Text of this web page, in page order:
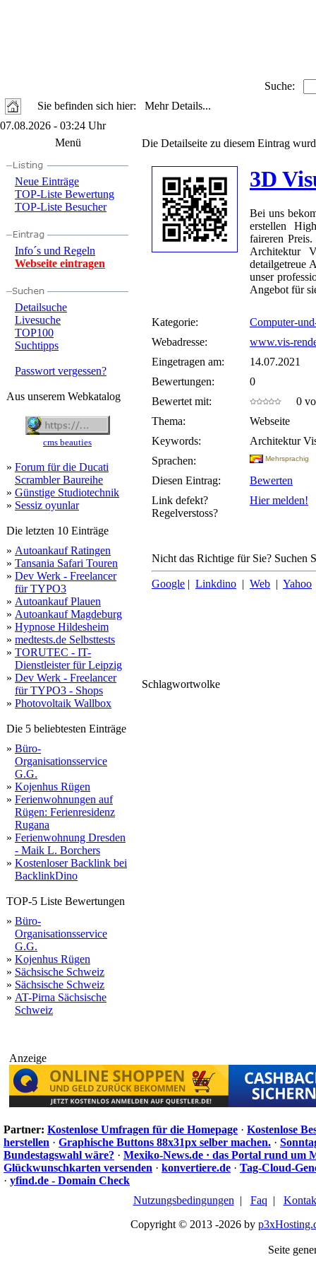
Suche:
Sie befinden sich hier: Mehr Details...
07.08.2026 - 03:24 Uhr
Menü
Neue Einträge
TOP-Liste Bewertung
TOP-Liste Besucher
Info´s und Regeln
Webseite eintragen
Detailsuche
Livesuche
TOP100
Suchtipps
Passwort vergessen?
Aus unserem Webkatalog
cms beauties
» Forum für die Ducati
Scrambler Baureihe
» Günstige Studiotechnik
» Sessiz oyunlar
Die letzten 10 Einträge
» Autoankauf Ratingen
» Tansania Safari Touren
» Dev Werk - Freelancer
für TYPO3
» Autoankauf Plauen
» Autoankauf Magdeburg
» Hypnose Hildesheim
» medtests.de Selbsttests
» TORUTEC - IT-
Dienstleister für Leipzig
» Dev Werk - Freelancer
für TYPO3 - Shops
» Photovoltaik Wallbox
Die 5 beliebtesten Einträge
» Büro-
Organisationsservice
G.G.
» Kojenhus Rügen
» Ferienwohnungen auf
Rügen: Ferienresidenz
Rugana
» Ferienwohnung Dresden
- Maik L. Borchers
» Kostenloser Backlink bei
BacklinkDino
TOP-5 Liste Bewertungen
» Büro-
Organisationsservice
G.G.
» Kojenhus Rügen
» Sächsische Schweiz
» Sächsische Schweiz
» AT-Pirna Sächsische
Schweiz
Die Detailseite zu diesem Eintrag
3D
Bei uns
erstellen
faireren
Architektur
detailgetreue
unser
Angebot für
Kategorie:
Computer-
Webadresse:
www.vis-
Eingetragen am:
14.07.2021
Bewertungen:
0
Bewertet mit:
0
Thema:
Webseite
Keywords:
Architektur
Sprachen:
Mehrsprachig
Diesen Eintrag:
Bewerten
Link defekt?
Regelverstoss?
Hier melden!
Nicht das Richtige für Sie? Suchen
Google | Linkdino | Web | Yahoo
Schlagwortwolke
Anzeige
Partner: Kostenlose Umfragen für die Homepage · Kostenlose
herstellen · Graphische Buttons 88x31px selber machen. ·
Bundestagswahl wäre? · Mexiko-News.de · das Portal rund um
Glückwunschkarten versenden · konvertiere.de · Tag-Cloud-
· yfind.de - Domain Check
Nutzungsbedingungen | Faq |
Copyright © 2013 -2026 by
Seite